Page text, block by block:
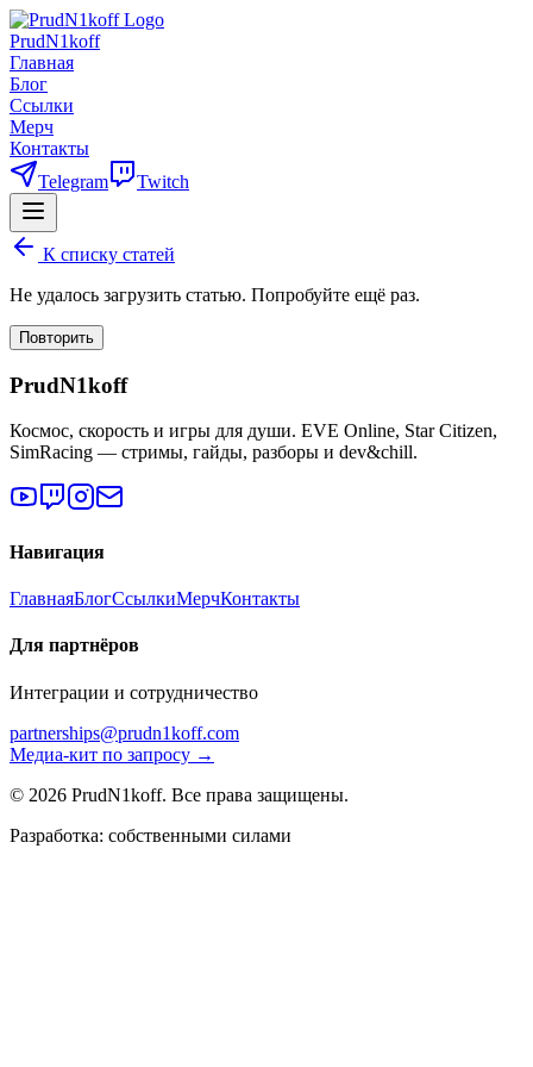
PrudN1koff
Главная
Блог
Ссылки
Мерч
Контакты
Telegram
Twitch
К списку статей
Не удалось загрузить статью. Попробуйте ещё раз.
Повторить
PrudN1koff
Космос, скорость и игры для души. EVE Online, Star Citizen,
SimRacing — стримы, гайды, разборы и dev&chill.
Навигация
ГлавнаяБлогСсылкиМерчКонтакты
Для партнёров
Интеграции и сотрудничество
partnerships@prudn1koff.com
Медиа-кит по запросу →
© 2026 PrudN1koff. Все права защищены.
Разработка: собственными силами